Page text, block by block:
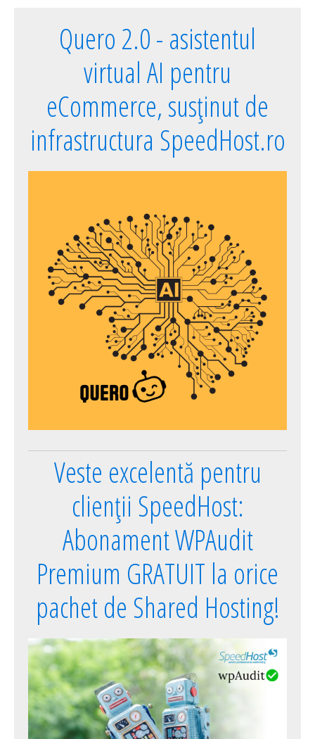
Quero 2.0 - asistentul
virtual AI pentru
eCommerce, susținut de
infrastructura SpeedHost.ro
Veste excelentă pentru
clienții SpeedHost:
Abonament WPAudit
Premium GRATUIT la orice
pachet de Shared Hosting!